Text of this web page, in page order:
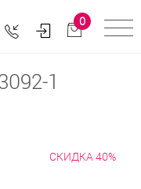
0
1
СКИДКА 40%